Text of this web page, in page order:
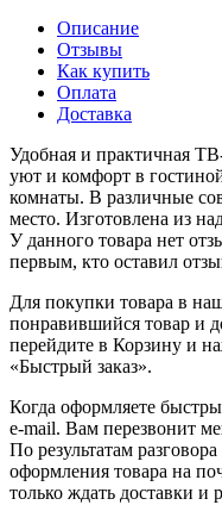
Описание
Отзывы
Как купить
Оплата
Доставка
Удобная и практичная
уют и комфорт в
комнаты. В различные
место. Изготовлена из
У данного товара нет
первым, кто оставил
Для покупки товара в
понравившийся товар и
перейдите в Корзину и
«Быстрый заказ».
Когда оформляете
e-mail. Вам перезвонит
По результатам
оформления товара на
только ждать доставки и